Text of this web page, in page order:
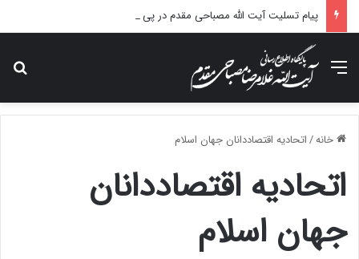
منو
خانه/اتحادیه اقتصاددانان جهان اسلام
اتحادیه اقتصاددانان
جهان اسلام